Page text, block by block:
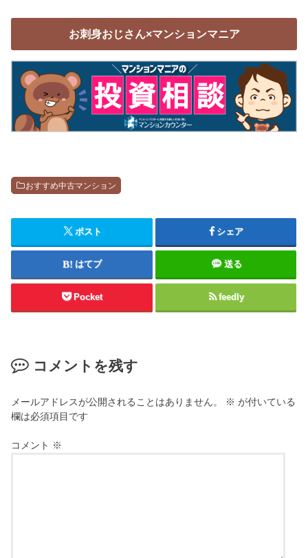
お刺身おじさん×マンションマニア
おすすめ中古マンション
ポスト シェア
はてブ 送る
Pocket feedly
コメントを残す
メールアドレスが公開されることはありません。 ※ が付いている
欄は必須項目です
コメント ※